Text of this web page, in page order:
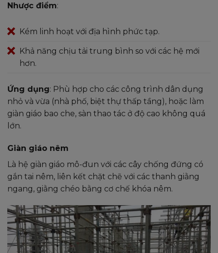
Nhược điểm:
Kém linh hoạt với địa hình phức tạp.
Khả năng chịu tải trung bình so với các hệ mới
hơn.
Ứng dụng: Phù hợp cho các công trình dân dụng
nhỏ và vừa (nhà phố, biệt thự thấp tầng), hoặc làm
giàn giáo bao che, sàn thao tác ở độ cao không quá
lớn.
Giàn giáo nêm
Là hệ giàn giáo mô-đun với các cây chống đứng có
gắn tai nêm, liên kết chặt chẽ với các thanh giằng
ngang, giằng chéo bằng cơ chế khóa nêm.